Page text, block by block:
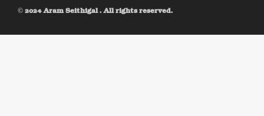
© 2024 Aram Seithigal . All rights reserved.